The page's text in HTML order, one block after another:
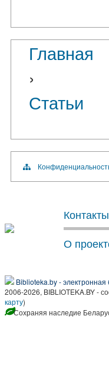
Главная
›
Статьи
О
Biblioteka.by -
2006-2026, BIBLIOTEKA.BY -
карту)
Сохраняя наследие